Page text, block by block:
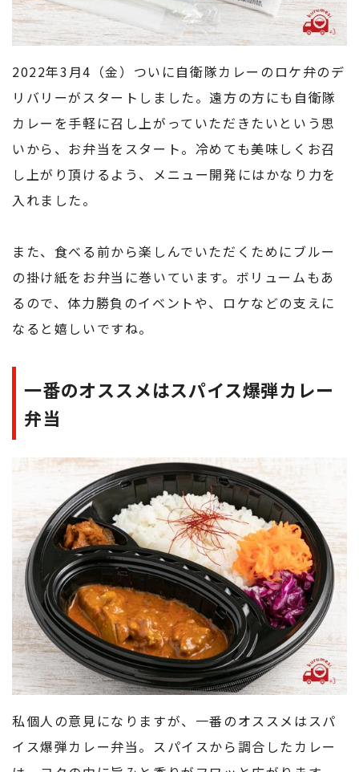
2022年3月4（金）ついに自衛隊カレーのロケ弁のデ
リバリーがスタートしました。遠方の方にも自衛隊
カレーを手軽に召し上がっていただきたいという思
いから、お弁当をスタート。冷めても美味しくお召
し上がり頂けるよう、メニュー開発にはかなり力を
入れました。
また、食べる前から楽しんでいただくためにブルー
の掛け紙をお弁当に巻いています。ボリュームもあ
るので、体力勝負のイベントや、ロケなどの支えに
なると嬉しいですね。
一番のオススメはスパイス爆弾カレー
弁当
私個人の意見になりますが、一番のオススメはスパ
イス爆弾カレー弁当。スパイスから調合したカレー